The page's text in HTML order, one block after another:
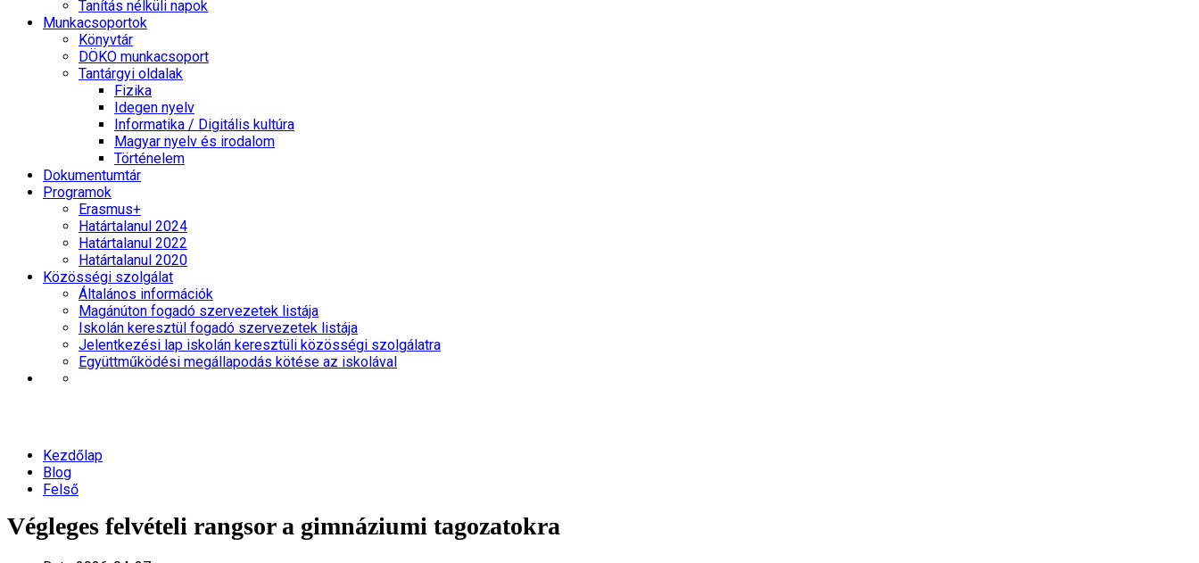
Tanítás nélküli napok
Munkacsoportok
Könyvtár
DÖKO munkacsoport
Tantárgyi oldalak
Fizika
Idegen nyelv
Informatika / Digitális kultúra
Magyar nyelv és irodalom
Történelem
Dokumentumtár
Programok
Erasmus+
Határtalanul 2024
Határtalanul 2022
Határtalanul 2020
Közösségi szolgálat
Általános információk
Magánúton fogadó szervezetek listája
Iskolán keresztül fogadó szervezetek listája
Jelentkezési lap iskolán keresztüli közösségi szolgálatra
Együttműködési megállapodás kötése az iskolával
Kezdőlap
Blog
Felső
Végleges felvételi rangsor a gimnáziumi tagozatokra